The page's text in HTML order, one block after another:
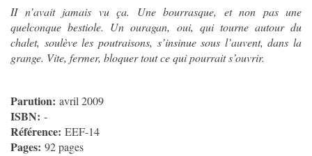
II n’avait jamais vu ça. Une bourrasque, et non pas une
quelconque bestiole. Un ouragan, oui, qui tourne autour du
chalet, soulève les poutraisons, s’insinue sous l’auvent, dans la
grange. Vite, fermer, bloquer tout ce qui pourrait s’ouvrir.
Parution: avril 2009
ISBN: -
Référence: EEF-14
Pages: 92 pages